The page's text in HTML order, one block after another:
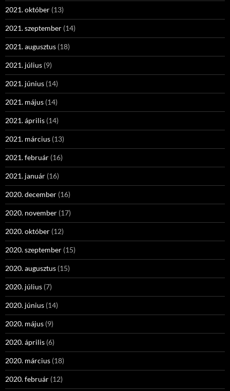
2021. október (13)
2021. szeptember (14)
2021. augusztus (18)
2021. július (9)
2021. június (14)
2021. május (14)
2021. április (14)
2021. március (13)
2021. február (16)
2021. január (16)
2020. december (16)
2020. november (17)
2020. október (12)
2020. szeptember (15)
2020. augusztus (15)
2020. július (7)
2020. június (14)
2020. május (9)
2020. április (6)
2020. március (18)
2020. február (12)